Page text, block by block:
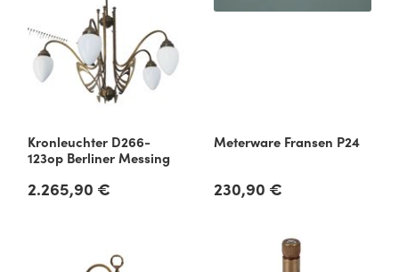
Kronleuchter D266-
123op Berliner Messing
Regulärer Preis:
2.265,90 €
Meterware Fransen P24
Regulärer Preis:
230,90 €